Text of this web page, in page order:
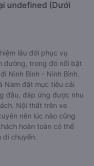
undefined (Dưới
lâu đời phục vụ
đường, trong đó nổi bật
Ninh Bình - Ninh Bình.
Nam đặt mục tiêu cải
đầu, đáp ứng được nhu
Nội thất trên xe
nên lúc nào cũng
hoàn toàn có thể
di chuyển.